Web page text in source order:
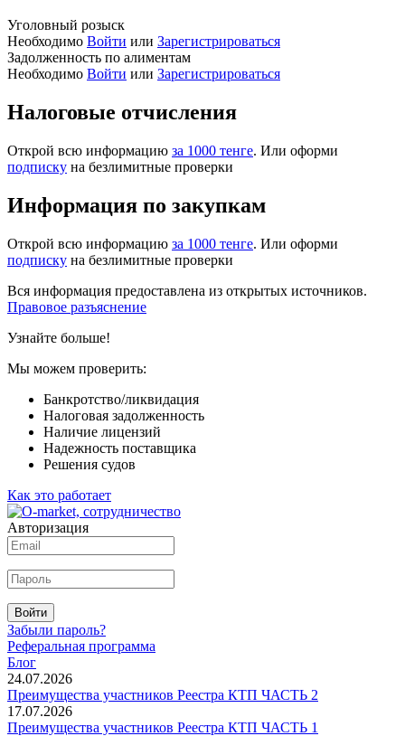
Уголовный розыск
Необходимо Войти или Зарегистрироваться
Задолженность по алиментам
Необходимо Войти или Зарегистрироваться
Налоговые отчисления
Открой всю информацию за 1000 тенге. Или оформи
подписку на безлимитные проверки
Информация по закупкам
Открой всю информацию за 1000 тенге. Или оформи
подписку на безлимитные проверки
Вся информация предоставлена из открытых источников.
Правовое разъяснение
Узнайте больше!
Мы можем проверить:
Банкротство/ликвидация
Налоговая задолженность
Наличие лицензий
Надежность поставщика
Решения судов
Как это работает
Авторизация
Войти
Забыли пароль?
Реферальная программа
Блог
24.07.2026
Преимущества участников Реестра КТП ЧАСТЬ 2
17.07.2026
Преимущества участников Реестра КТП ЧАСТЬ 1